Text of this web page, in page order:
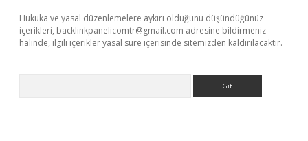
Hukuka ve yasal düzenlemelere aykırı olduğunu düşündüğünüz
içerikleri, backlinkpanelicomtr@gmail.com adresine bildirmeniz
halinde, ilgili içerikler yasal süre içerisinde sitemizden kaldırılacaktır.